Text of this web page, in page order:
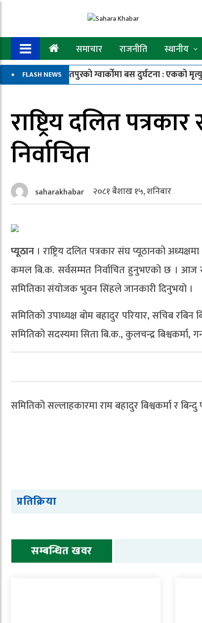
समाचार राजनीति स्थानीय
FLASH NEWS
२ ललितपुरको ग्वार्कोमा बस दुर्घटना : एकको मृत्यु,
राष्ट्रिय दलित
निर्वाचित
saharakhabar २०८१ बैशाख १५, शनिबार
प्यूठान । राष्ट्रिय दलित पत्रकार संघ प्यूठानको अध्यक्षमा
कमल बि.क. सर्वसम्मत निर्वाचित हुनुभएको छ । आज
समितिका संयोजक भुवन सिंहले जानकारी दिनुभयो ।
समितिको उपाध्यक्ष बोम बहादुर परियार, सचिब
समितिको सदस्यमा सिता बि.क., कुलचन्द्र बिश्वकर्मा,
समितिको सल्लाहकारमा राम बहादुर बिश्वकर्मा र
प्रतिक्रिया
सम्बन्धित खवर